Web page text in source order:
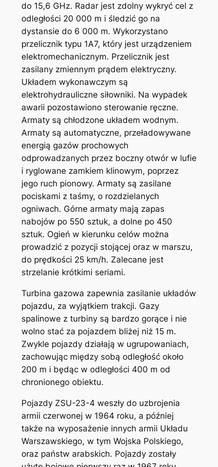
do 15,6 GHz. Radar jest zdolny wykryć cel z
odległości 20 000 m i śledzić go na
dystansie do 6 000 m. Wykorzystano
przelicznik typu 1A7, który jest urządzeniem
elektromechanicznym. Przelicznik jest
zasilany zmiennym prądem elektryczny.
Układem wykonawczym są
elektrohydrauliczne siłowniki. Na wypadek
awarii pozostawiono sterowanie ręczne.
Armaty są chłodzone układem wodnym.
Armaty są automatyczne, przeładowywane
energią gazów prochowych
odprowadzanych przez boczny otwór w lufie
i ryglowane zamkiem klinowym, poprzez
jego ruch pionowy. Armaty są zasilane
pociskami z taśmy, o rozdzielanych
ogniwach. Górne armaty mają zapas
nabojów po 550 sztuk, a dolne po 450
sztuk. Ogień w kierunku celów można
prowadzić z pozycji stojącej oraz w marszu,
do prędkości 25 km/h. Zalecane jest
strzelanie krótkimi seriami.
Turbina gazowa zapewnia zasilanie układów
pojazdu, za wyjątkiem trakcji. Gazy
spalinowe z turbiny są bardzo gorące i nie
wolno stać za pojazdem bliżej niż 15 m.
Zwykle pojazdy działają w ugrupowaniach,
zachowując między sobą odległość około
200 m i będąc w odległości 400 m od
chronionego obiektu.
Pojazdy ZSU-23-4 weszły do uzbrojenia
armii czerwonej w 1964 roku, a później
także na wyposażenie innych armii Układu
Warszawskiego, w tym Wojska Polskiego,
oraz państw arabskich. Pojazdy zostały